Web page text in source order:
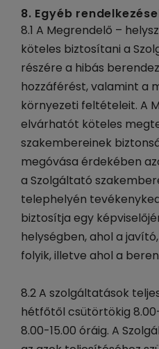
8. Egyéb
8.1 A Megrendelő –
köteles biztosítani a
részére a hibás
hozzáférést, valamint a
környezeti feltételeit. A
elvárhatót köteles
szakembereinek
megóvása érdekében
a Szolgáltató
telephelyén
biztosítja egy
helységben, ahol a
folyik, illetve ahol a
8.2 A szolgáltatások
hétfőtől csütörtökig
8.00-15.00 óráig. A